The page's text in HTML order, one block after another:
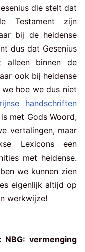
die stelt dat
Testament zijn
bij de heidense
dus dat Gesenius
alleen binnen de
ook bij heidense
hoe we dus niet
handschriften
met Gods Woord,
vertalingen, maar
Lexicons een
met heidense.
we kunnen zien
eigenlijk altijd op
werkwijze!
vermenging